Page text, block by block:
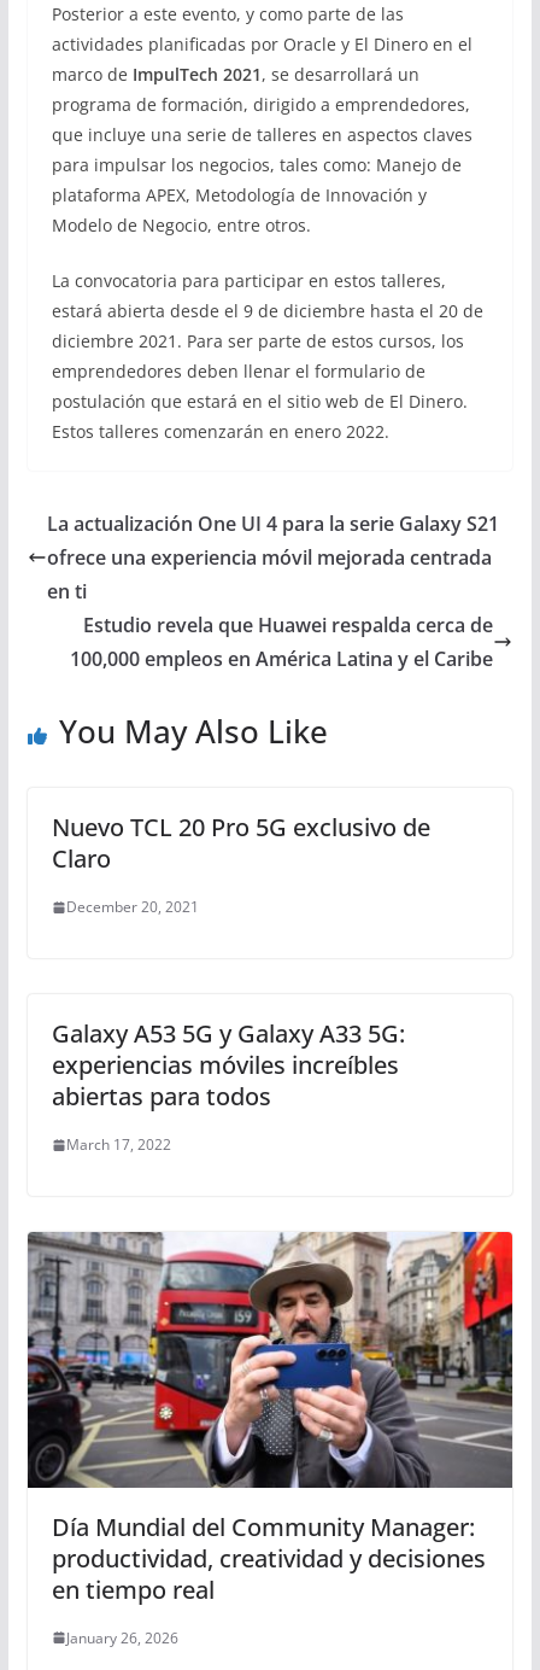
Posterior a este evento, y como parte de las
actividades planificadas por Oracle y El Dinero en el
marco de ImpulTech 2021, se desarrollará un
programa de formación, dirigido a emprendedores,
que incluye una serie de talleres en aspectos claves
para impulsar los negocios, tales como: Manejo de
plataforma APEX, Metodología de Innovación y
Modelo de Negocio, entre otros.
La convocatoria para participar en estos talleres,
estará abierta desde el 9 de diciembre hasta el 20 de
diciembre 2021. Para ser parte de estos cursos, los
emprendedores deben llenar el formulario de
postulación que estará en el sitio web de El Dinero.
Estos talleres comenzarán en enero 2022.
La actualización One UI 4 para la serie Galaxy S21
ofrece una experiencia móvil mejorada centrada
en ti
Estudio revela que Huawei respalda cerca de
100,000 empleos en América Latina y el Caribe
You May Also Like
Nuevo TCL 20 Pro 5G exclusivo de
Claro
December 20, 2021
Galaxy A53 5G y Galaxy A33 5G:
experiencias móviles increíbles
abiertas para todos
March 17, 2022
Día Mundial del Community Manager:
productividad, creatividad y decisiones
en tiempo real
January 26, 2026